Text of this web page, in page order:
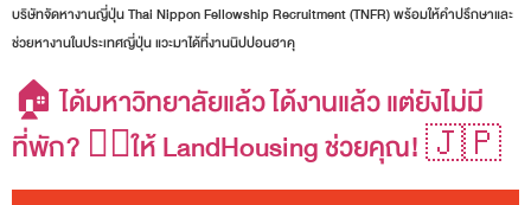
บริษัทจัดหางานญี่ปุ่น Thai Nippon Fellowship Recruitment (TNFR) พร้อมให้คำปรึกษาและ
ช่วยหางานในประเทศญี่ปุ่น แวะมาได้ที่งานนิปปอนฮาคุ
🏠 ได้มหาวิทยาลัยแล้ว ได้งานแล้ว แต่ยังไม่มี
ที่พัก? 😵‍💫ให้ LandHousing ช่วยคุณ! 🇯🇵